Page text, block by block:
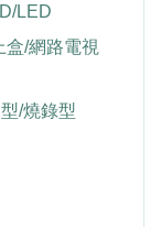
LED
/網路電視
/燒錄型